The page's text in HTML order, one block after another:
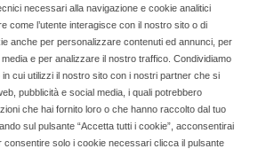
- La piattaforma web per i
farmacia. Tutti i diritti riservati.
marchio di Sanità S.r.l. Largo San
necessari alla navigazione e cookie analitici
come l’utente interagisce con il nostro sito o di
anche per personalizzare contenuti ed annunci, per
e per analizzare il nostro traffico. Condividiamo
cui utilizzi il nostro sito con i nostri partner che si
pubblicità e social media, i quali potrebbero
che hai fornito loro o che hanno raccolto dal tuo
sul pulsante “Accetta tutti i cookie”, acconsentirai
consentire solo i cookie necessari clicca il pulsante